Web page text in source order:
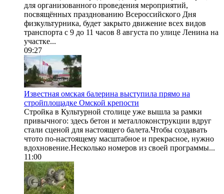
для организованного проведения мероприятий,
посвящённых празднованию Всероссийского Дня
физкультурника, будет закрыто движение всех видов
транспорта с 9 до 11 часов 8 августа по улице Ленина на
участке...
09:27
Известная омская балерина выступила прямо на
стройплощадке Омской крепости
Стройка в Культурной столице уже вышла за рамки
привычного: здесь бетон и металлоконструкции вдруг
стали сценой для настоящего балета.Чтобы создавать
чтото по-настоящему масштабное и прекрасное, нужно
вдохновение.Несколько номеров из своей программы...
11:00